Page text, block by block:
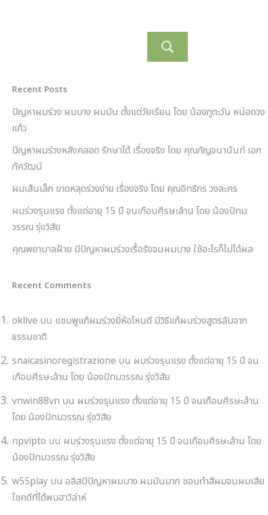
Recent Posts
ปัญหาผมร่วง ผมบาง ผมมัน ตั้งแต่วัยเรียน โดย น้องภูตะวัน หน่อดวง
แก้ว
ปัญหาผมร่วงหลังคลอด รักษาได้ เรื่องจริง โดย คุณกัญจนานันท์ เอก
ภัควัฒน์
ผมเส้นเล็ก ขาดหลุดร่วงง่าย เรื่องจริง โดย คุณอิทธิกร วงละคร
ผมร่วงรุนแรง ตั้งแต่อายุ 15 ปี จนเกือบศีรษะล้าน โดย น้องปัทม
วรรณ รุ่งวิสัย
คุณพยาบาลฝ้าย มีปัญหาผมร่วงเรื้อรังจนผมบาง ใช้อะไรก็ไม่ได้ผล
Recent Comments
oklive บน แชมพูแก้ผมร่วงยี่ห้อไหนดี มีวิธีแก้ผมร่วงสูตรลับจาก
ธรรมชาติ
snaicasinoregistrazione บน ผมร่วงรุนแรง ตั้งแต่อายุ 15 ปี จน
เกือบศีรษะล้าน โดย น้องปัทมวรรณ รุ่งวิสัย
vnwin88vn บน ผมร่วงรุนแรง ตั้งแต่อายุ 15 ปี จนเกือบศีรษะล้าน
โดย น้องปัทมวรรณ รุ่งวิสัย
npvipto บน ผมร่วงรุนแรง ตั้งแต่อายุ 15 ปี จนเกือบศีรษะล้าน โดย
น้องปัทมวรรณ รุ่งวิสัย
w55play บน อลิสมีปัญหาผมบาง ผมมันมาก ชอบทำสีผมจนผมเสีย
โชคดีที่ได้พบฮาวิล่าห์